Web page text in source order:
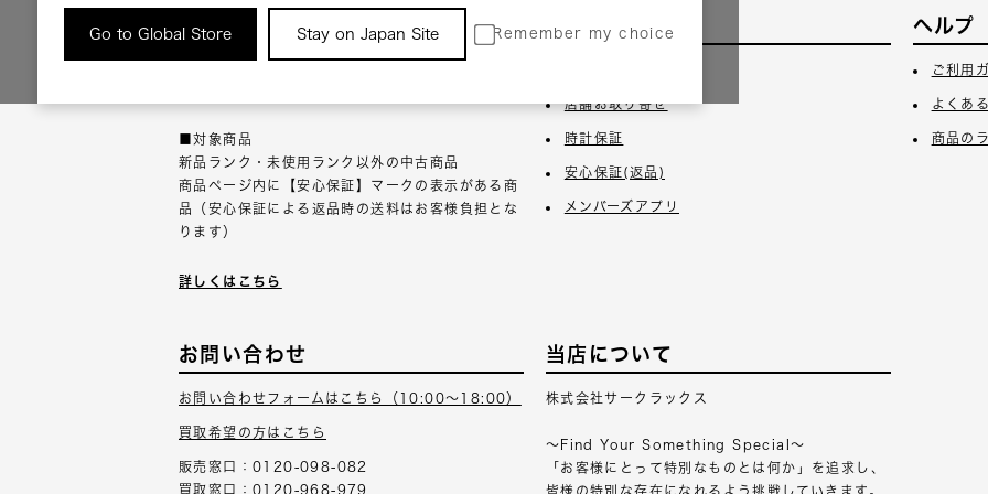
Go to Global Store Stay on Japan Site Remember my choice
返品について
■対象商品
新品ランク・未使用ランク以外の中古商品
商品ページ内に【安心保証】マークの表示がある商
品（安心保証による返品時の送料はお客様負担とな
ります）
詳しくはこちら
サービス
店舗お取り寄せ
時計保証
安心保証(返品)
メンバーズアプリ
ヘルプ
ご利用
よくあ
商品の
お問い合わせ
お問い合わせフォームはこちら（10:00～18:00）
買取希望の方はこちら
販売窓口：0120-098-082
買取窓口：0120-968-979
当店について
株式会社サークラックス
～Find Your Something Special～
「お客様にとって特別なものとは何か」を追求し、
皆様の特別な存在になれるよう挑戦していきます。